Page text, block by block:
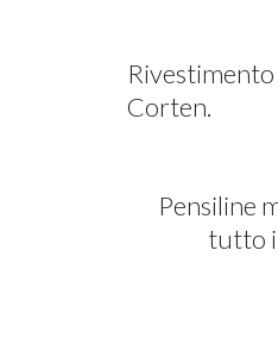
Corten.
Pensiline
tutto